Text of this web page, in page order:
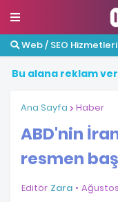
Web / SEO Hizmetleri
Bu alana reklamver
Ana Sayfa Haber
ABD'nin
resmen
Editör Zara